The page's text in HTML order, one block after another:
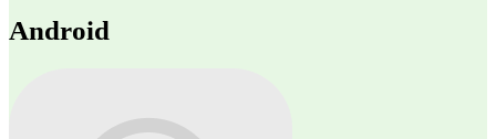
Android